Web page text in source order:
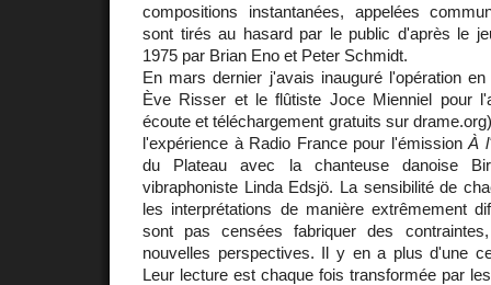
compositions instantanées, appelées
sont tirés au hasard par le public d'après le
1975 par Brian Eno et Peter Schmidt.
En mars dernier j'avais inauguré l'opération
Ève Risser et le flûtiste Joce Mienniel pour
écoute et téléchargement gratuits sur
l'expérience à Radio France pour l'émission À
du Plateau avec la chanteuse danoise
vibraphoniste Linda Edsjö. La sensibilité de
les interprétations de manière extrêmement
sont pas censées fabriquer des
nouvelles perspectives. Il y en a plus d'une
Leur lecture est chaque fois transformée par